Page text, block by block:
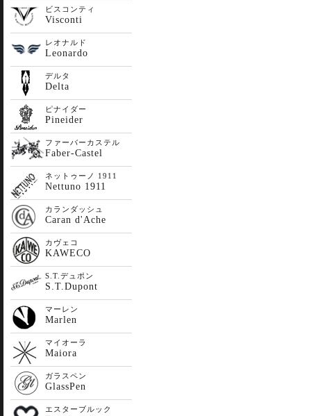
ビスコンティ
Visconti
レオナルド
Leonardo
デルタ
Delta
ピナイダー
Pineider
ファーバーカステル
Faber-Castel
ネットゥーノ 1911
Nettuno 1911
カランダッシュ
Caran d'Ache
カヴェコ
KAWECO
S.T.デュポン
S.T.Dupont
マーレン
Marlen
マイオーラ
Maiora
ガラスペン
GlassPen
エスターブルック